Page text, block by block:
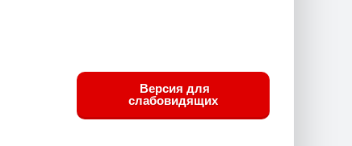
Версия для
слабовидящих